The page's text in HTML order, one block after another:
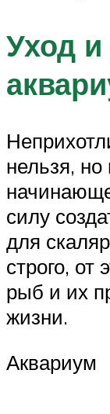
Уход
нельзя,
силу
для
строго, от
рыб и их
жизни.
Аквариум